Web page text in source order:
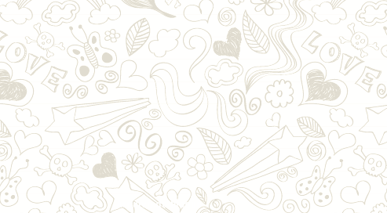
Arquivo do blogue